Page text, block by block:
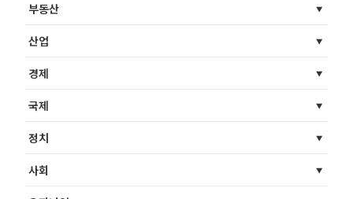
부동산
산업
경제
국제
정치
사회